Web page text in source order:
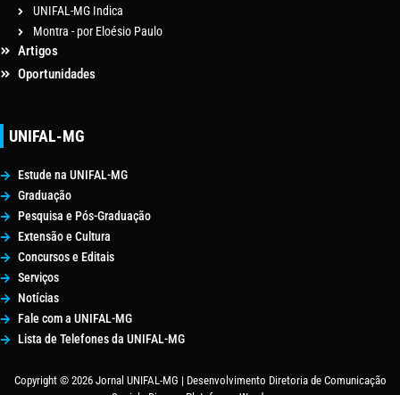
UNIFAL-MG Indica
Montra - por Eloésio Paulo
Artigos
Oportunidades
UNIFAL-MG
Estude na UNIFAL-MG
Graduação
Pesquisa e Pós-Graduação
Extensão e Cultura
Concursos e Editais
Serviços
Notícias
Fale com a UNIFAL-MG
Lista de Telefones da UNIFAL-MG
Copyright © 2026 Jornal UNIFAL-MG | Desenvolvimento Diretoria de Comunicação